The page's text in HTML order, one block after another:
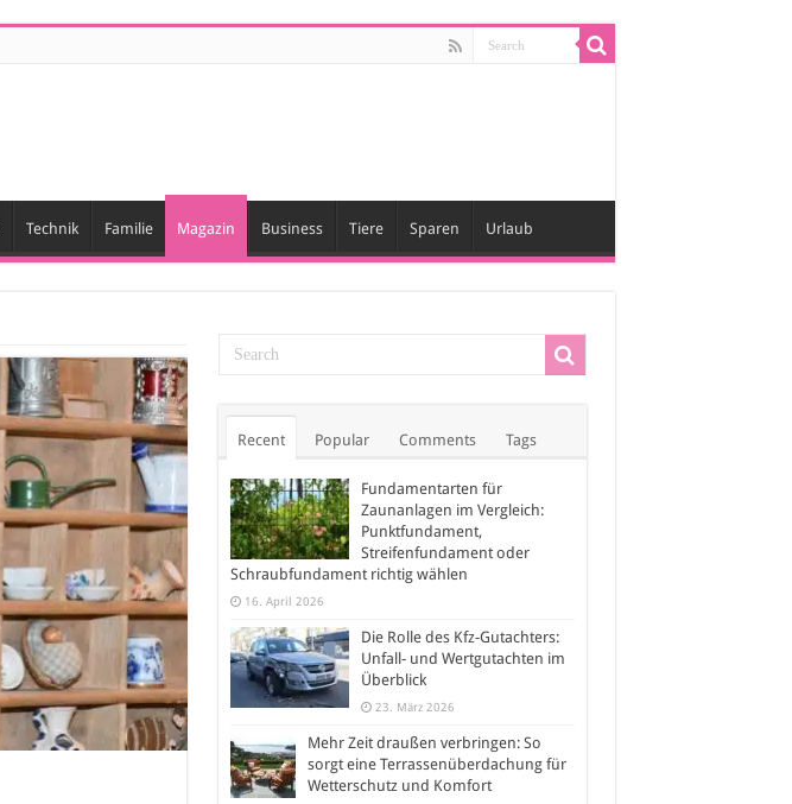
Technik Familie Magazin Business Tiere Sparen Urlaub
Recent Popular Comments Tags
Fundamentarten für
Zaunanlagen im Vergleich:
Punktfundament,
Streifenfundament oder
Schraubfundament richtig wählen
16. April 2026
Die Rolle des Kfz-Gutachters:
Unfall- und Wertgutachten im
Überblick
23. März 2026
Mehr Zeit draußen verbringen: So
sorgt eine Terrassenüberdachung für
Wetterschutz und Komfort